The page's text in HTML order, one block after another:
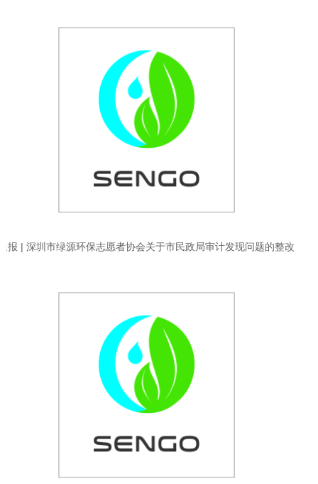
报 | 深圳市绿源环保志愿者协会关于市民政局审计发现问题的整改